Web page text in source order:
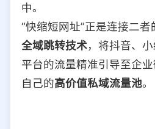
中。
“快缩短网址”正是连接二
全域跳转技术，将抖音、
平台的流量精准引导至企
自己的高价值私域流量池。